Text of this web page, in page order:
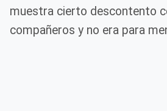
muestra cierto descontento
compañeros y no era para